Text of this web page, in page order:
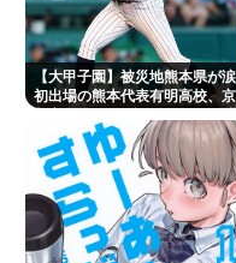
てまた改札出ようと
忍空があまり評価さ
“テレビ大好き”高
た…
レインボー池田、よ
一番かっこいい病気
w w
【大甲子園】被災地熊本県が涙
初出場の熊本代表有明高校、京
転勝利